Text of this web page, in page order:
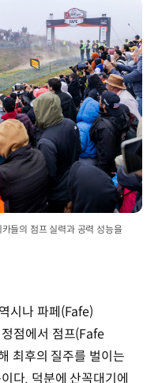
들의 점프 실력과 공력 성능을
시나 파페(Fafe)
점에서 점프(Fafe
최후의 질주를 벌이는
다. 덕분에 산꼭대기에